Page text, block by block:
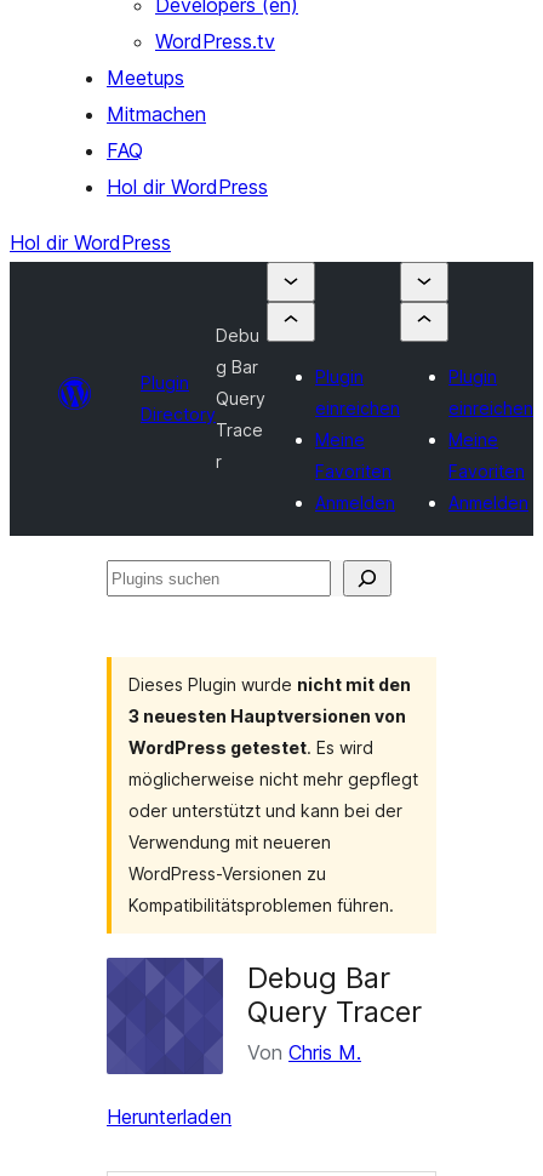
Developers (en)
WordPress.tv
Meetups
Mitmachen
FAQ
Hol dir WordPress
Hol dir WordPress
Plugin
Directory
Debu
g Bar
Query
Trace
r
Plugin
einreichen
Meine
Favoriten
Anmelden
Plugin
einreichen
Meine
Favoriten
Anmelden
Plugins
Dieses Plugin wurde nicht mit den
3 neuesten Hauptversionen von
WordPress getestet. Es wird
möglicherweise nicht mehr gepflegt
oder unterstützt und kann bei der
Verwendung mit neueren
WordPress-Versionen zu
Kompatibilitätsproblemen führen.
Debug Bar
Query Tracer
Von Chris M.
Herunterladen